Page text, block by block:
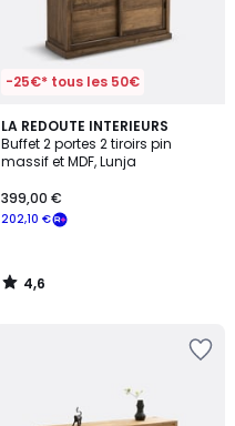
-25€* tous les 50€
LA REDOUTE INTERIEURS
Buffet 2 portes 2 tiroirs pin
massif et MDF, Lunja
202,10 €
399,00 €
4,6
/ 5
4,6
/